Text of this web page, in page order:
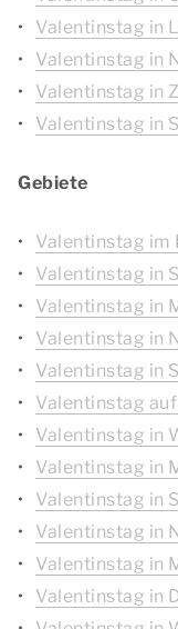
Valentinstag in
Valentinstag in
Valentinstag in
Valentinstag in
Gebiete
Valentinstag im
Valentinstag in
Valentinstag in
Valentinstag in
Valentinstag in
Valentinstag
Valentinstag in
Valentinstag in
Valentinstag in
Valentinstag in
Valentinstag in
Valentinstag in